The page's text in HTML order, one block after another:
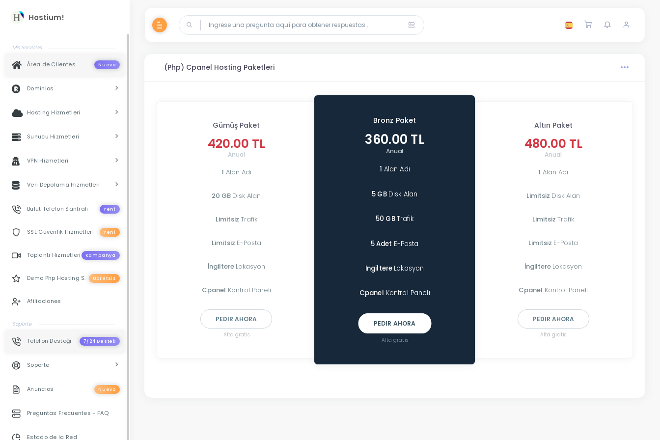
Hostium!
Mis Servicios
Área de Clientes Nuevo
Dominios
Hosting Hizmetleri
Sunucu Hizmetleri
VPN Hizmetleri
Veri Depolama Hizmetleri
Bulut Telefon Santrali Yeni
SSL Güvenlik Hizmetleri Yeni
Toplantı Hizmetleri Kampanya
Demo Php Hosting S. Ücretsiz
Afiliaciones
Soporte
Telefon Desteği 7/24 Destek
Soporte
Anuncios Nuevo
Preguntas Frecuentes - FAQ
Estado de la Red
(Php) Cpanel Hosting Paketleri
Gümüş Paket
420.00 TL
Anual
1 Alan Adı
20 GB Disk Alan
Limitsiz Trafik
Limitsiz E-Posta
İngiltere Lokasyon
Cpanel Kontrol Paneli
PEDIR AHORA
Alta gratis
Bronz Paket
360.00 TL
Anual
1 Alan Adı
5 GB Disk Alan
50 GBTrafik
5 Adet E-Posta
İngiltere Lokasyon
Cpanel Kontrol Paneli
PEDIR AHORA
Alta gratis
Altın Paket
480.00 TL
Anual
1 Alan Adı
Limitsiz Disk Alan
LimitsizTrafik
Limitsiz E-Posta
İngiltere Lokasyon
Cpanel Kontrol Paneli
PEDIR AHORA
Alta gratis